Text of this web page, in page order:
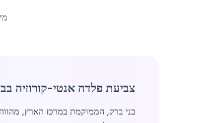
צביעת פלדה אנטי-קורוזיה
בני ברק, הממוקמת במרכז הארץ,